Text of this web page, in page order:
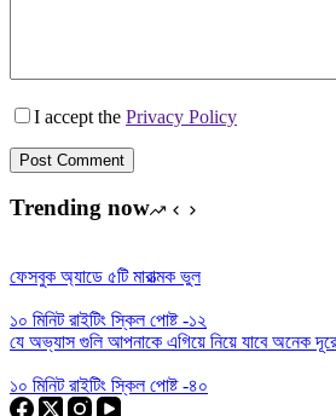
I accept the Privacy Policy
Post Comment
Trending now
ফেসবুক অ্যাডে ৫টি মারাত্মক ভুল
১০ মিনিট রাইটিং স্কিল পোষ্ট -১২
যে অভ্যাস গুলি আপনাকে এগিয়ে নিয়ে যাবে অনেক
১০ মিনিট রাইটিং স্কিল পোষ্ট -৪০